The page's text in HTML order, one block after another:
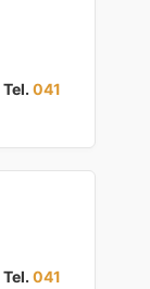
Tel. 041
Tel. 041